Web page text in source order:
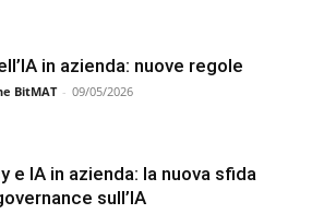
in azienda: nuove regole
BitMAT - 09/05/2026
e IA in azienda: la nuova sfida
sull’IA